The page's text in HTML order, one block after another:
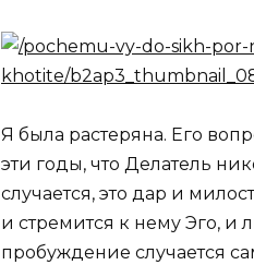
Я была растеряна. Его
эти годы, что Делатель
случается, это дар и
и стремится к нему Эго, и
пробуждение случается